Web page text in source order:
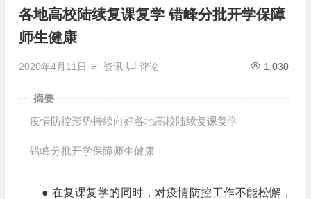
各地高校陆续复课复学 错峰分批开学保障
师生健康
2020年4月11日 资讯 评论 1,030
摘要
疫情防控形势持续向好各地高校陆续复课复学
错峰分批开学保障师生健康
● 在复课复学的同时，对疫情防控工作不能松懈，